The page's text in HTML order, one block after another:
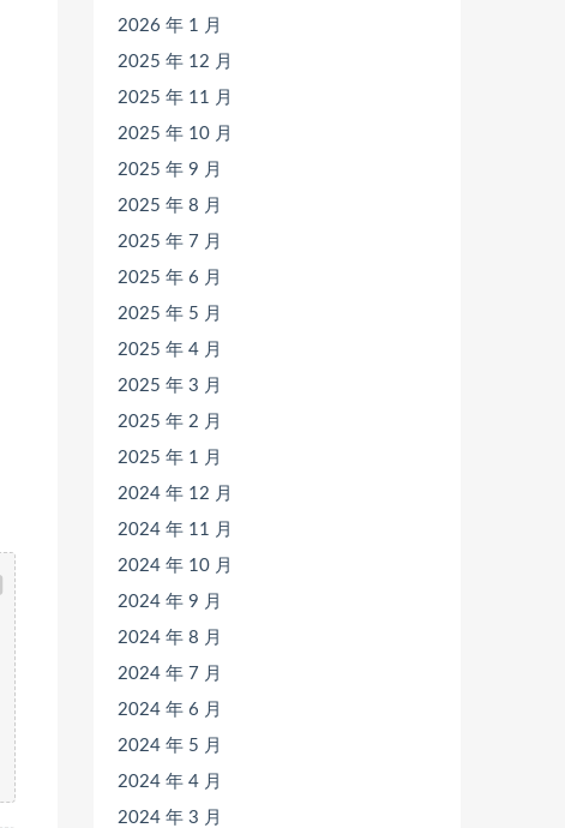
2026 年 1 月
2025 年 12 月
2025 年 11 月
2025 年 10 月
2025 年 9 月
2025 年 8 月
2025 年 7 月
2025 年 6 月
2025 年 5 月
2025 年 4 月
2025 年 3 月
2025 年 2 月
2025 年 1 月
2024 年 12 月
2024 年 11 月
2024 年 10 月
2024 年 9 月
2024 年 8 月
2024 年 7 月
2024 年 6 月
2024 年 5 月
2024 年 4 月
2024 年 3 月